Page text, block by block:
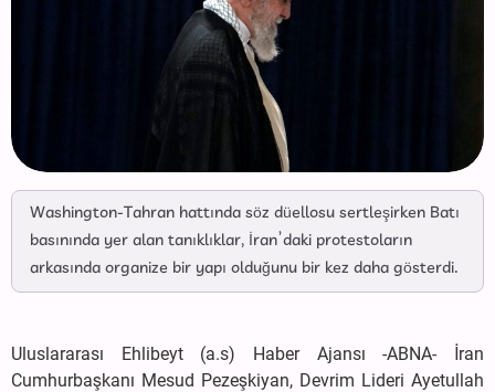
Washington-Tahran hattında söz düellosu sertleşirken Batı
basınında yer alan tanıklıklar, İran’daki protestoların
arkasında organize bir yapı olduğunu bir kez daha gösterdi.
Uluslararası Ehlibeyt (a.s) Haber Ajansı -ABNA- İran
Cumhurbaşkanı Mesud Pezeşkiyan, Devrim Lideri Ayetullah